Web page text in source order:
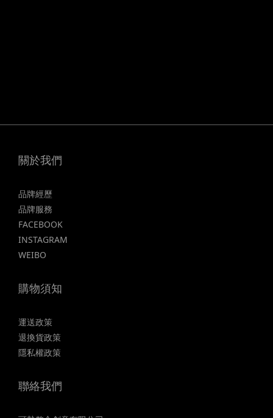
關於我們
品牌經歷
品牌服務
FACEBOOK
INSTAGRAM
WEIBO
購物須知
運送政策
退換貨政策
隱私權政策
聯絡我們